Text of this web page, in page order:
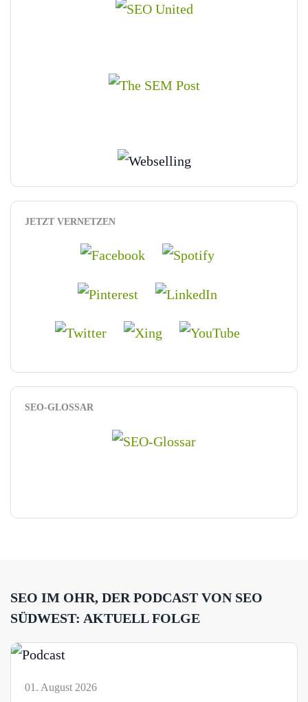
JETZT VERNETZEN
SEO-GLOSSAR
SEO IM OHR, DER PODCAST VON SEO
SÜDWEST: AKTUELL FOLGE
01. August 2026